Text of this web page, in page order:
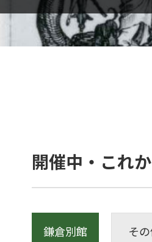
開催中・これ
鎌倉別館 そ